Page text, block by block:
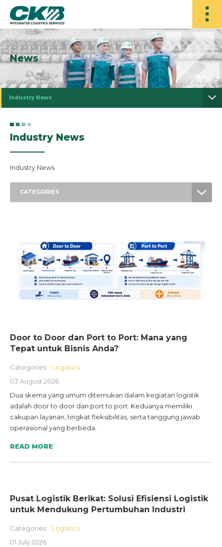
News
Industry News
Industry News
Industry News
CATEGORIES
Door to Door dan Port to Port: Mana yang
Tepat untuk Bisnis Anda?
Categories:
Logistics
03 August 2026
Dua skema yang umum ditemukan dalam kegiatan logistik
adalah door to door dan port to port. Keduanya memiliki
cakupan layanan, tingkat fleksibilitas, serta tanggung jawab
operasional yang berbeda.
READ MORE
Pusat Logistik Berikat: Solusi Efisiensi Logistik
untuk Mendukung Pertumbuhan Industri
Categories:
Logistics
01 July 2026